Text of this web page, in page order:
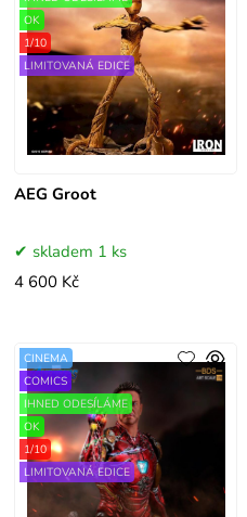
AEG Groot
OK
1/10
LIMITOVANÁ EDICE
skladem 1 ks
4 600 Kč
CINEMA
COMICS
IHNED ODESÍLÁME
OK
1/10
LIMITOVANÁ EDICE